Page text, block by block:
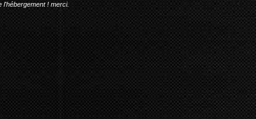
! merci.